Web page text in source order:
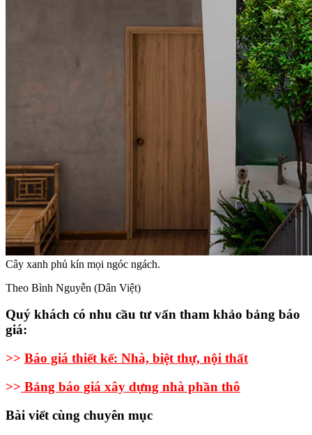
Cây xanh phủ kín mọi ngóc ngách.
Theo Bình Nguyễn (Dân Việt)
Quý khách có nhu cầu tư vấn tham khảo bảng báo
giá:
>> Báo giá thiết kế: Nhà, biệt thự, nội thất
>> Bảng báo giá xây dựng nhà phần thô
Bài viết cùng chuyên mục